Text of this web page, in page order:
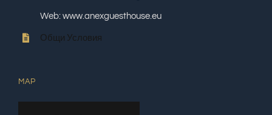
Web: www.anexguesthouse.eu
Общи Условия
MAP